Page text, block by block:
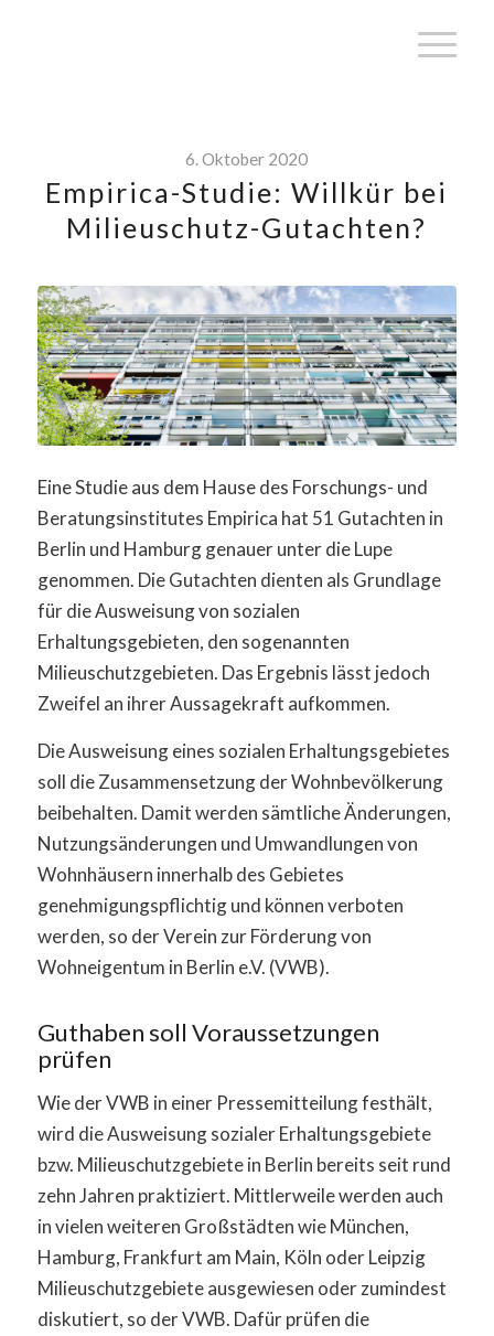
6. Oktober 2020
Empirica-Studie: Willkür bei
Milieuschutz-Gutachten?
Eine Studie aus dem Hause des Forschungs- und
Beratungsinstitutes Empirica hat 51 Gutachten in
Berlin und Hamburg genauer unter die Lupe
genommen. Die Gutachten dienten als Grundlage
für die Ausweisung von sozialen
Erhaltungsgebieten, den sogenannten
Milieuschutzgebieten. Das Ergebnis lässt jedoch
Zweifel an ihrer Aussagekraft aufkommen.
Die Ausweisung eines sozialen Erhaltungsgebietes
soll die Zusammensetzung der Wohnbevölkerung
beibehalten. Damit werden sämtliche Änderungen,
Nutzungsänderungen und Umwandlungen von
Wohnhäusern innerhalb des Gebietes
genehmigungspflichtig und können verboten
werden, so der Verein zur Förderung von
Wohneigentum in Berlin e.V. (VWB).
Guthaben soll Voraussetzungen
prüfen
Wie der VWB in einer Pressemitteilung festhält,
wird die Ausweisung sozialer Erhaltungsgebiete
bzw. Milieuschutzgebiete in Berlin bereits seit rund
zehn Jahren praktiziert. Mittlerweile werden auch
in vielen weiteren Großstädten wie München,
Hamburg, Frankfurt am Main, Köln oder Leipzig
Milieuschutzgebiete ausgewiesen oder zumindest
diskutiert, so der VWB. Dafür prüfen die